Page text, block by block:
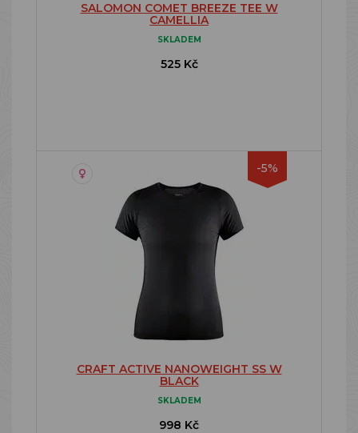
SALOMON COMET BREEZE TEE W
CAMELLIA
SKLADEM
525 Kč
-5%
CRAFT ACTIVE NANOWEIGHT SS W
BLACK
SKLADEM
998 Kč